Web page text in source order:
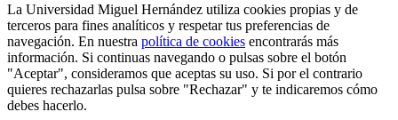
La Universidad Miguel Hernández utiliza cookies propias y de
terceros para fines analíticos y respetar tus preferencias de
navegación. En nuestra política de cookies encontrarás más
información. Si continuas navegando o pulsas sobre el botón
"Aceptar", consideramos que aceptas su uso. Si por el contrario
quieres rechazarlas pulsa sobre "Rechazar" y te indicaremos cómo
debes hacerlo.